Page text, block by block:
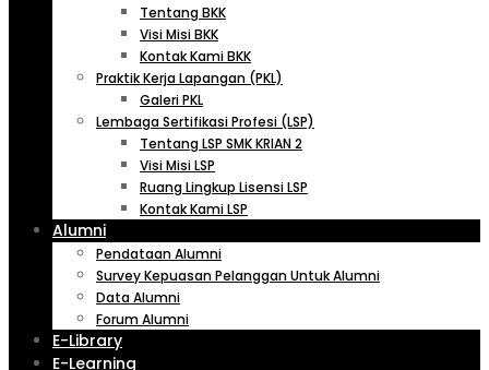
Tentang BKK
Visi Misi BKK
Kontak Kami BKK
Praktik Kerja Lapangan (PKL)
Galeri PKL
Lembaga Sertifikasi Profesi (LSP)
Tentang LSP SMK KRIAN 2
Visi Misi LSP
Ruang Lingkup Lisensi LSP
Kontak Kami LSP
Alumni
Pendataan Alumni
Survey Kepuasan Pelanggan Untuk Alumni
Data Alumni
Forum Alumni
E-Library
E-Learning